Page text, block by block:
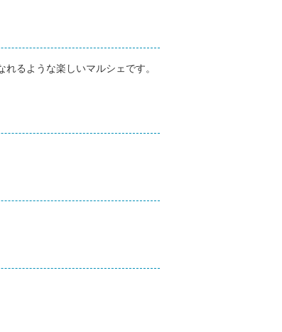
るような楽しいマルシェです。